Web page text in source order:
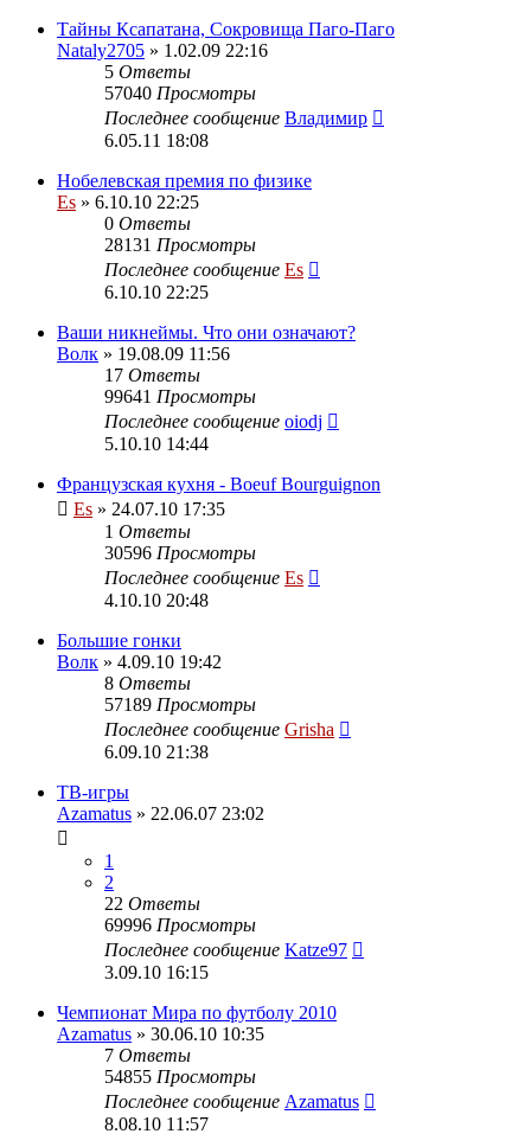
Тайны Ксапатана, Сокровища Паго-Паго
Nataly2705 » 1.02.09 22:16
5 Ответы
57040 Просмотры
Последнее сообщение Владимир
6.05.11 18:08
Нобелевская премия по физике
Es » 6.10.10 22:25
0 Ответы
28131 Просмотры
Последнее сообщение Es
6.10.10 22:25
Ваши никнеймы. Что они означают?
Волк » 19.08.09 11:56
17 Ответы
99641 Просмотры
Последнее сообщение oiodj
5.10.10 14:44
Французская кухня - Boeuf Bourguignon
Es » 24.07.10 17:35
1 Ответы
30596 Просмотры
Последнее сообщение Es
4.10.10 20:48
Большие гонки
Волк » 4.09.10 19:42
8 Ответы
57189 Просмотры
Последнее сообщение Grisha
6.09.10 21:38
ТВ-игры
Azamatus » 22.06.07 23:02
1
2
22 Ответы
69996 Просмотры
Последнее сообщение Katze97
3.09.10 16:15
Чемпионат Мира по футболу 2010
Azamatus » 30.06.10 10:35
7 Ответы
54855 Просмотры
Последнее сообщение Azamatus
8.08.10 11:57